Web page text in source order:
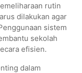
rutin
dilakukan agar
sistem
sekolah
efisien.
dalam